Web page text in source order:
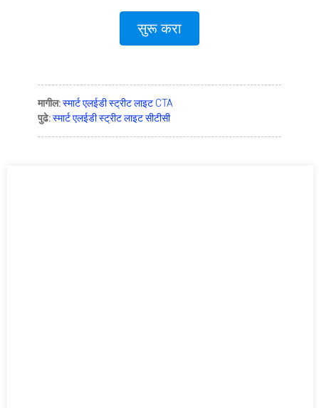
सुरू करा
मागील: स्मार्ट एलईडी स्ट्रीट लाइट CTA
पुढे: स्मार्ट एलईडी स्ट्रीट लाइट सीटीसी